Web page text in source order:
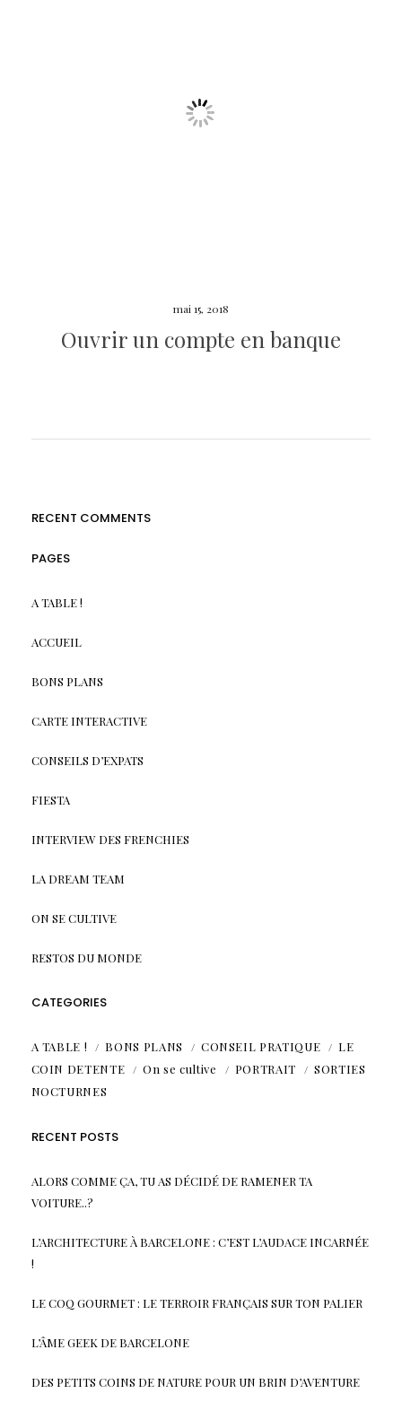
mai 15, 2018
Ouvrir un compte en banque
RECENT COMMENTS
PAGES
A TABLE !
ACCUEIL
BONS PLANS
CARTE INTERACTIVE
CONSEILS D’EXPATS
FIESTA
INTERVIEW DES FRENCHIES
LA DREAM TEAM
ON SE CULTIVE
RESTOS DU MONDE
CATEGORIES
A TABLE ! BONS PLANS CONSEIL PRATIQUE
LE
COIN DETENTE
On se cultive PORTRAIT
SORTIES
NOCTURNES
RECENT POSTS
ALORS COMME ÇA, TU AS DÉCIDÉ DE RAMENER TA
VOITURE..?
L’ARCHITECTURE À BARCELONE : C’EST L’AUDACE INCARNÉE
!
LE COQ GOURMET : LE TERROIR FRANÇAIS SUR TON PALIER
L’ÂME GEEK DE BARCELONE
DES PETITS COINS DE NATURE POUR UN BRIN D’AVENTURE